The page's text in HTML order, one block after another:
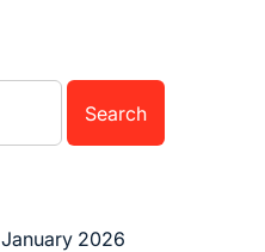
January 2026